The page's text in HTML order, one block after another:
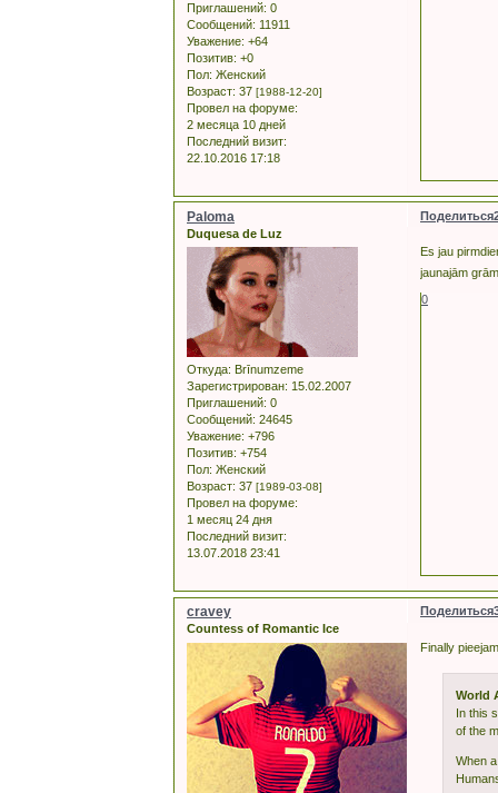
Приглашений: 0
Сообщений: 11911
Уважение: +64
Позитив: +0
Пол: Женский
Возраст: 37 [1988-12-20]
Провел на форуме:
2 месяца 10 дней
Последний визит:
22.10.2016 17:18
Поделиться
Paloma
Duquesa de Luz
Откуда: Brīnumzeme
Зарегистрирован: 15.02.2007
Приглашений: 0
Сообщений: 24645
Уважение: +796
Позитив: +754
Пол: Женский
Возраст: 37 [1989-03-08]
Провел на форуме:
1 месяц 24 дня
Последний визит:
13.07.2018 23:41
Es jau
jaunajām
0
Поделиться
cravey
Countess of Romantic Ice
Finally
World
In this
of the
When